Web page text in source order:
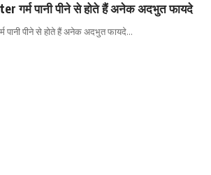
गर्म पानी पीने से होते हैं अनेक अदभुत फायदे
पीने से होते हैं अनेक अदभुत फायदे…